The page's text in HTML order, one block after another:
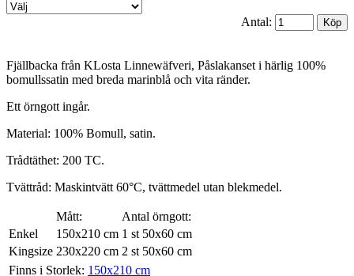
Antal:
Fjällbacka från KLosta Linnewäfveri, Påslakanset i härlig 100%
bomullssatin med breda marinblå och vita ränder.
Ett örngott ingår.
Material: 100% Bomull, satin.
Trådtäthet: 200 TC.
Tvättråd: Maskintvätt 60°C, tvättmedel utan blekmedel.
Mått:
Antal örngott:
Enkel
150x210 cm 1 st 50x60 cm
Kingsize 230x220 cm 2 st 50x60 cm
Finns i Storlek: 150x210 cm